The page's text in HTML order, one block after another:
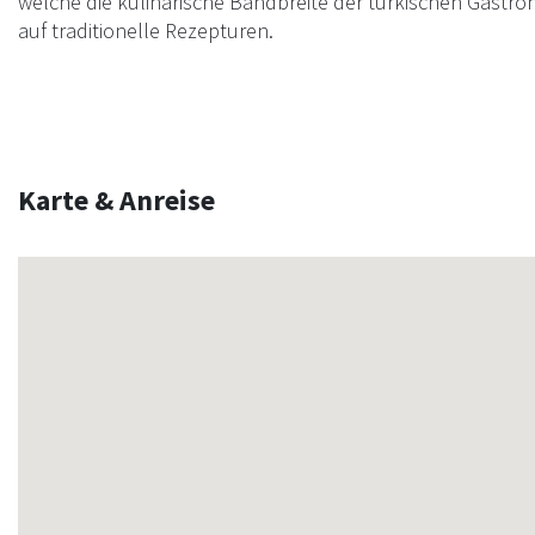
auf traditionelle Rezepturen.
Karte & Anreise